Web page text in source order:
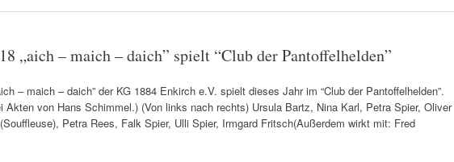
„aich – maich – daich” spielt “Club der Pantoffelhelden”
– maich – daich” der KG 1884 Enkirch e.V. spielt dieses Jahr im “Club der Pantoffelhelden”.
Akten von Hans Schimmel.) (Von links nach rechts) Ursula Bartz, Nina Karl, Petra Spier, Oliver
Petra Rees, Falk Spier, Ulli Spier, Irmgard Fritsch(Außerdem wirkt mit: Fred